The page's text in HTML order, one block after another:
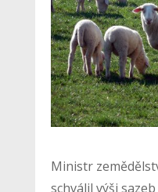
Ministr
schválil výši